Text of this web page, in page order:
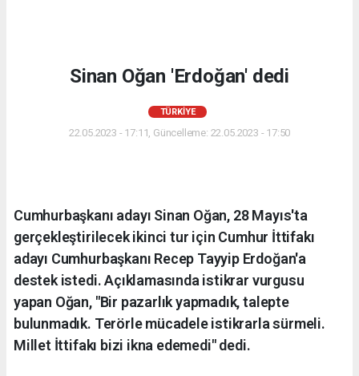
Sinan Oğan 'Erdoğan' dedi
TÜRKIYE
22.05.2023 - 17:11, Güncelleme: 22.05.2023 - 17:50
Cumhurbaşkanı adayı Sinan Oğan, 28 Mayıs'ta
gerçekleştirilecek ikinci tur için Cumhur İttifakı
adayı Cumhurbaşkanı Recep Tayyip Erdoğan'a
destek istedi. Açıklamasında istikrar vurgusu
yapan Oğan, "Bir pazarlık yapmadık, talepte
bulunmadık. Terörle mücadele istikrarla sürmeli.
Millet İttifakı bizi ikna edemedi" dedi.